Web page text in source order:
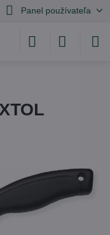
Panel používateľa